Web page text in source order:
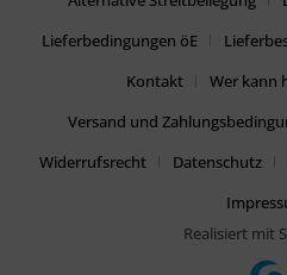
Lieferbedingungen öE
Kontakt
Wer kann
Versand und
Widerrufsrecht
Datenschutz
Realisiert mit